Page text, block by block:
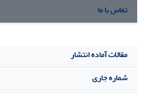
تماس با ما
مقالات آماده انتشار
شماره جاری